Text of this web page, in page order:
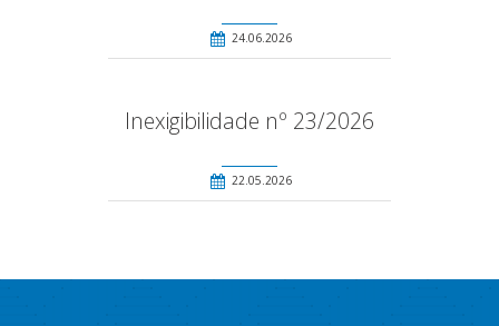
24.06.2026
Inexigibilidade nº 23/2026
22.05.2026